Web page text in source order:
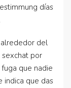
días
alrededor del
por
que nadie
indica que das